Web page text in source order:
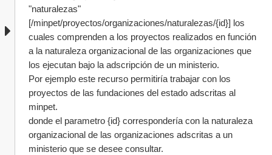
"naturalezas"
[/minpet/proyectos/organizaciones/naturalezas/{id}] los
cuales comprenden a los proyectos realizados en función
a la naturaleza organizacional de las organizaciones que
los ejecutan bajo la adscripción de un ministerio.
Por ejemplo este recurso permitiría trabajar con los
proyectos de las fundaciones del estado adscritas al
minpet.
donde el parametro {id} correspondería con la naturaleza
organizacional de las organizaciones adscritas a un
ministerio que se desee consultar.